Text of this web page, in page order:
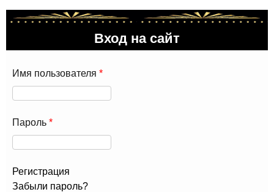
Вход на сайт
Имя пользователя *
Пароль *
Регистрация
Забыли пароль?